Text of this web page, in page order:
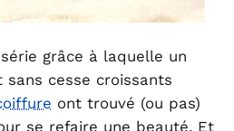
grâce à laquelle un
cesse croissants
ont trouvé (ou pas)
se refaire une beauté. Et